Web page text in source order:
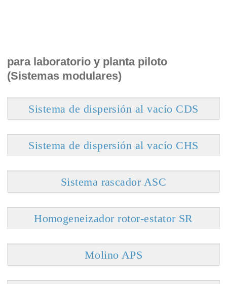
para laboratorio y planta piloto
(Sistemas modulares)
Sistema de dispersión al vacío CDS
Sistema de dispersión al vacío CHS
Sistema rascador ASC
Homogeneizador rotor-estator SR
Molino APS